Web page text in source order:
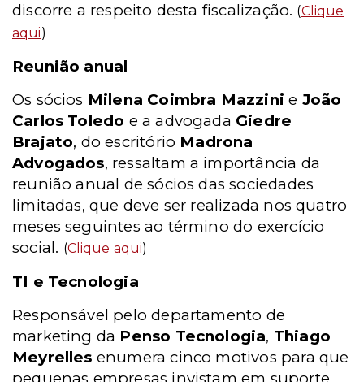
discorre a respeito desta fiscalização. (Clique
aqui)
Reunião anual
Os sócios Milena Coimbra Mazzini e João
Carlos Toledo e a advogada Giedre
Brajato, do escritório Madrona
Advogados, ressaltam a importância da
reunião anual de sócios das sociedades
limitadas, que deve ser realizada nos quatro
meses seguintes ao término do exercício
social. (Clique aqui)
TI e Tecnologia
Responsável pelo departamento de
marketing da Penso Tecnologia, Thiago
Meyrelles enumera cinco motivos para que